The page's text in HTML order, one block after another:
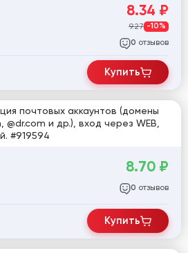
8.34 ₽
9.27 -10%
0 отзывов
Купить
почтовых аккаунтов (домены
@dr.com и др.), вход через WEB,
#919594
8.70 ₽
0 отзывов
Купить